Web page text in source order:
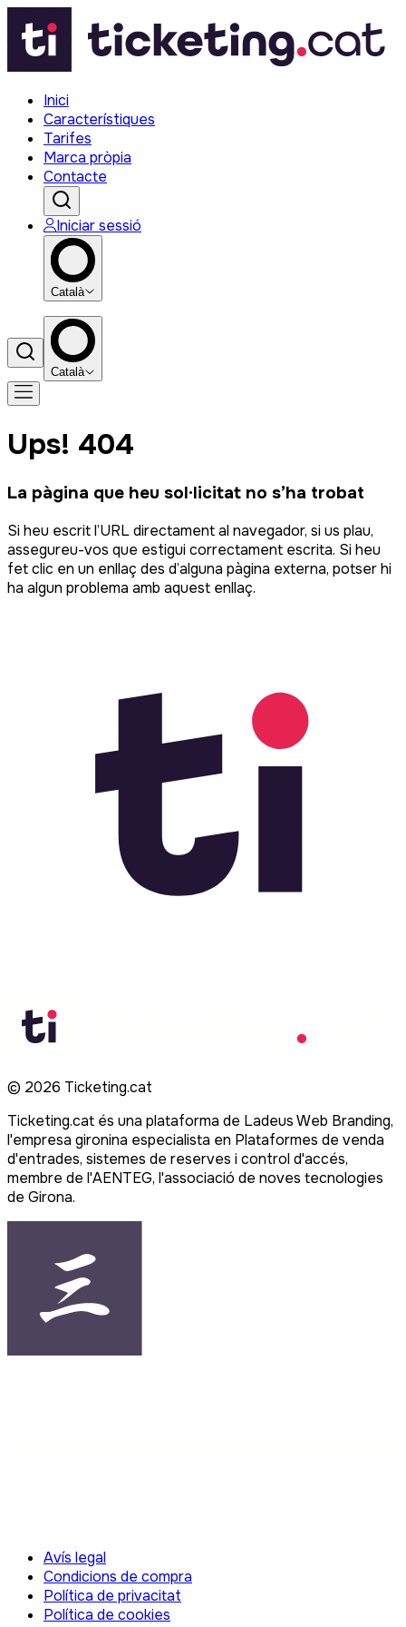
Inici
Característiques
Tarifes
Marca pròpia
Contacte
Iniciar sessió
Català
Català
Ups! 404
La pàgina que heu sol·licitat no s’ha trobat
Si heu escrit l’URL directament al navegador, si us plau,
assegureu-vos que estigui correctament escrita. Si heu
fet clic en un enllaç des d’alguna pàgina externa, potser hi
ha algun problema amb aquest enllaç.
© 2026 Ticketing.cat
Ticketing.cat és una plataforma de Ladeus Web Branding,
l'empresa gironina especialista en Plataformes de venda
d'entrades, sistemes de reserves i control d'accés,
membre de l'AENTEG, l'associació de noves tecnologies
de Girona.
Avís legal
Condicions de compra
Política de privacitat
Política de cookies